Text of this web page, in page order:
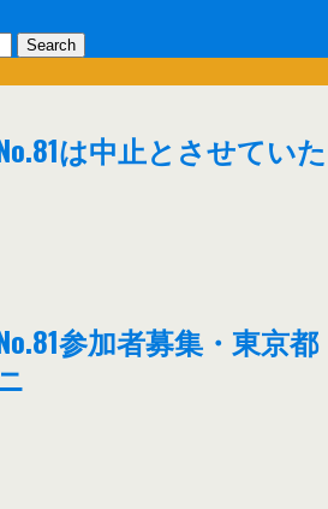
は中止とさせていた
参加者募集・東京都